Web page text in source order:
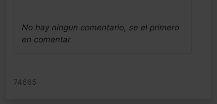
No hay ningun comentario, se el primero
en comentar
74665